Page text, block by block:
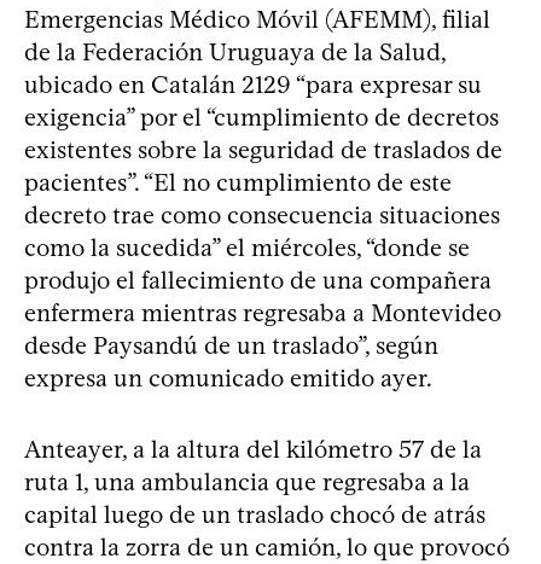
Emergencias Médico Móvil (AFEMM), filial
de la Federación Uruguaya de la Salud,
ubicado en Catalán 2129 “para expresar su
exigencia” por el “cumplimiento de decretos
existentes sobre la seguridad de traslados de
pacientes”. “El no cumplimiento de este
decreto trae como consecuencia situaciones
como la sucedida” el miércoles, “donde se
produjo el fallecimiento de una compañera
enfermera mientras regresaba a Montevideo
desde Paysandú de un traslado”, según
expresa un comunicado emitido ayer.
Anteayer, a la altura del kilómetro 57 de la
ruta 1, una ambulancia que regresaba a la
capital luego de un traslado chocó de atrás
contra la zorra de un camión, lo que provocó